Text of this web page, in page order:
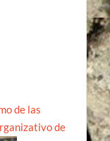
de las
de